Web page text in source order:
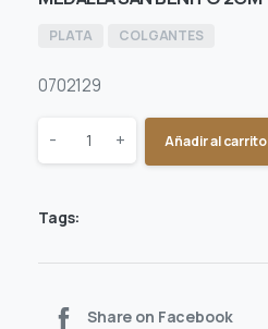
PLATA COLGANTES
0702129
Quantity
- + Añadir al carrito
Tags:
Share on Facebook